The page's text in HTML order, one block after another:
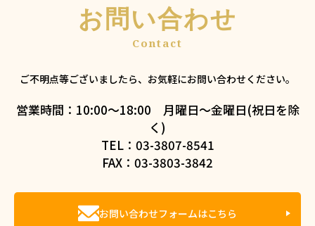
お問い合わせ
ご不明点等ございましたら、お気軽にお問い合わせください。
営業時間：10:00～18:00 月曜日～金曜日(祝日を除
く)
TEL：03-3807-8541
FAX：03-3803-3842
お問い合わせフォームはこちら